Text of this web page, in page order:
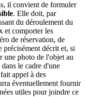
il convient de formuler
. Elle doit, par
du déroulement du
et comporter les
de réservation, de
décrit et, si
une photo de l'objet au
le cadre d'une
appel à des
éventuellement fournir
utiles pour joindre ce